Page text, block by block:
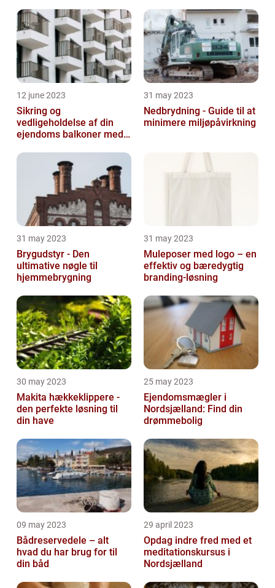
12 june 2023
Sikring og
vedligeholdelse af din
ejendoms balkoner med
31 may 2023
Nedbrydning - Guide til at
minimere miljøpåvirkning
31 may 2023
Brygudstyr - Den
ultimative nøgle til
hjemmebrygning
31 may 2023
Muleposer med logo – en
effektiv og bæredygtig
branding-løsning
30 may 2023
Makita hækkeklippere -
den perfekte løsning til
din have
25 may 2023
Ejendomsmægler i
Nordsjælland: Find din
drømmebolig
09 may 2023
Bådreservedele – alt
hvad du har brug for til
din båd
29 april 2023
Opdag indre fred med et
meditationskursus i
Nordsjælland